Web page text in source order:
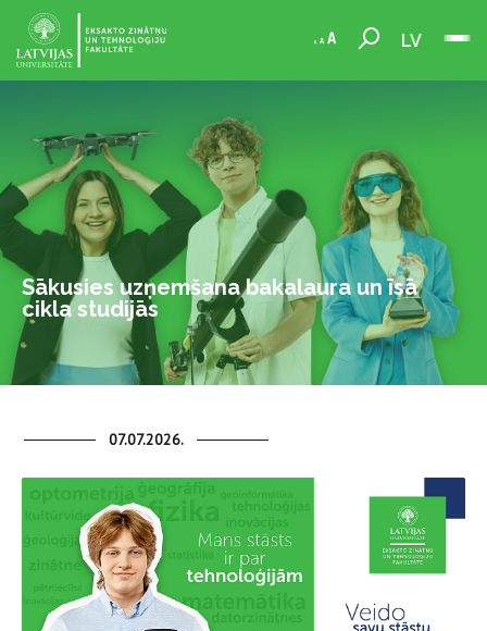
LV
Sākusies uzņemšana bakalaura un īsā
cikla studijās
07.07.2026.